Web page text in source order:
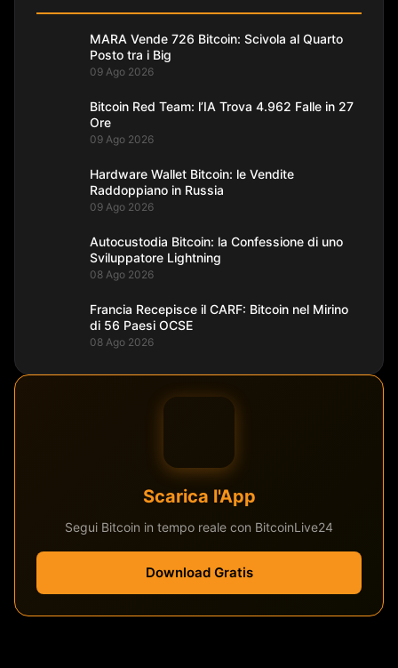
MARA Vende 726 Bitcoin: Scivola al Quarto
Posto tra i Big
09 Ago 2026
Bitcoin Red Team: l’IA Trova 4.962 Falle in 27
Ore
09 Ago 2026
Hardware Wallet Bitcoin: le Vendite
Raddoppiano in Russia
09 Ago 2026
Autocustodia Bitcoin: la Confessione di uno
Sviluppatore Lightning
08 Ago 2026
Francia Recepisce il CARF: Bitcoin nel Mirino
di 56 Paesi OCSE
08 Ago 2026
Scarica l'App
Segui Bitcoin in tempo reale con BitcoinLive24
Download Gratis